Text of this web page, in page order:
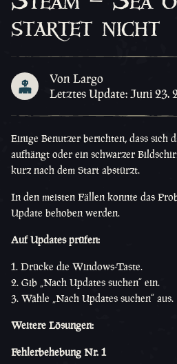
startet nicht
Von Largo
Letztes Update: Juni 23.
Einige Benutzer berichten, dass sich
aufhängt oder ein schwarzer
kurz nach dem Start abstürzt.
In den meisten Fällen konnte das
Update behoben werden.
Auf Updates prüfen:
Drücke die Windows-Taste.
Gib „Nach Updates suchen“ ein.
Wähle „Nach Updates suchen“ aus.
Weitere Lösungen:
Fehlerbehebung Nr. 1